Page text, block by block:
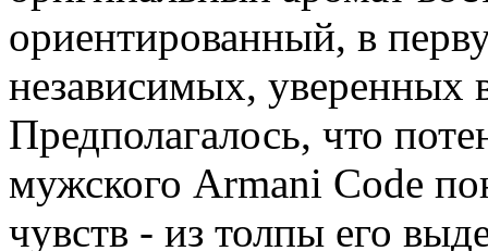
ориентированный, в
независимых, уверенных
Предполагалось, что
мужского Armani Code
чувств - из толпы его